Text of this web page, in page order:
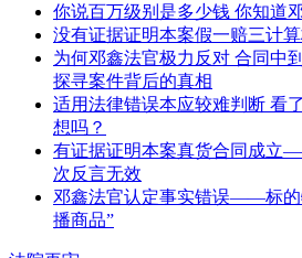
你说百万级别是多少钱 你知道
没有证据证明本案假一赔三计
为何邓鑫法官极力反对 合同
探寻案件背后的真相
适用法律错误本应较难判断 看
想吗？
有证据证明本案真货合同成立
次反言无效
邓鑫法官认定事实错误——标的
播商品”